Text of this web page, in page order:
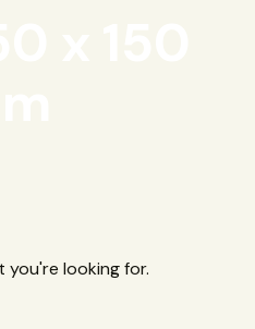
you're looking for.